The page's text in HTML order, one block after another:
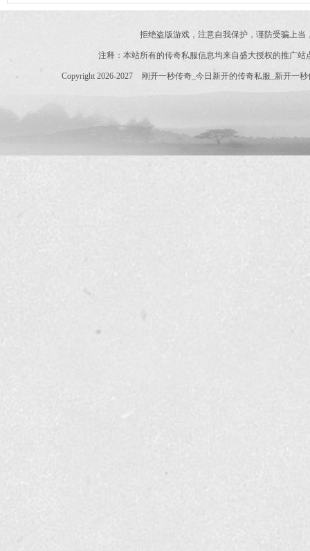
拒绝盗版游戏，注意自我保护，谨防受骗上
注释：本站所有的传奇私服信息均来自盛大授权的推广
Copyright 2026-2027 刚开一秒传奇_今日新开的传奇私服_新开一